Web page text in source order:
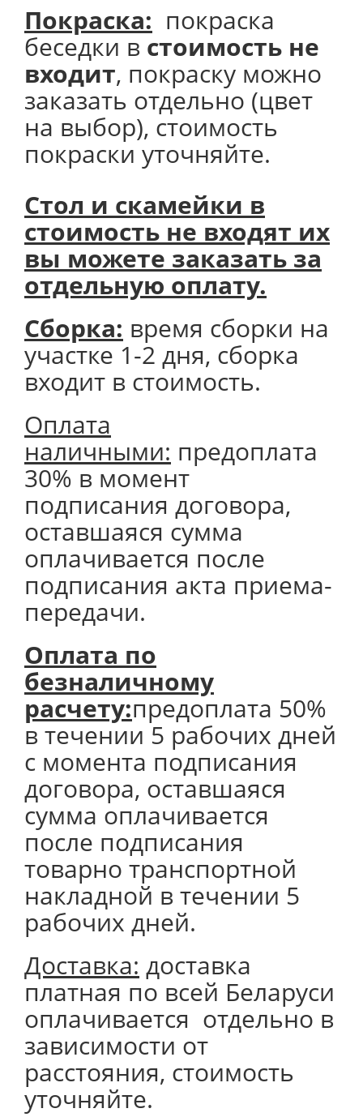
Покраска: покраска
беседки в стоимость не
входит, покраску можно
заказать отдельно (цвет
на выбор), стоимость
покраски уточняйте.
Стол и скамейки в
стоимость не входят их
вы можете заказать за
отдельную оплату.
Сборка: время сборки на
участке 1-2 дня, сборка
входит в стоимость.
Оплата
наличными: предоплата
30% в момент
подписания договора,
оставшаяся сумма
оплачивается после
подписания акта приема-
передачи.
Оплата по
безналичному
расчету:предоплата 50%
в течении 5 рабочих дней
с момента подписания
договора, оставшаяся
сумма оплачивается
после подписания
товарно транспортной
накладной в течении 5
рабочих дней.
Доставка: доставка
платная по всей Беларуси
оплачивается отдельно в
зависимости от
расстояния, стоимость
уточняйте.